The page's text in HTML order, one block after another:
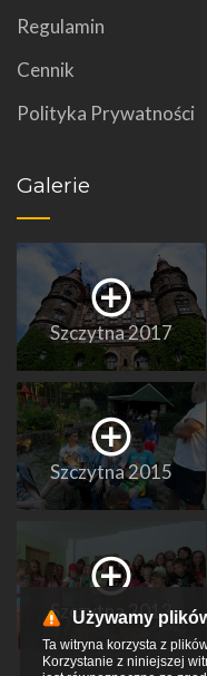
Regulamin
Cennik
Polityka Prywatności
Galerie
Szczytna 2017
Szczytna 2015
Szczytna 2013
Używamy
Ta witryna korzysta z
Korzystanie z niniejszej